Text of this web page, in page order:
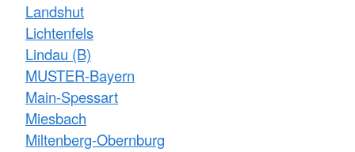
Landshut
Lichtenfels
Lindau (B)
MUSTER-Bayern
Main-Spessart
Miesbach
Miltenberg-Obernburg